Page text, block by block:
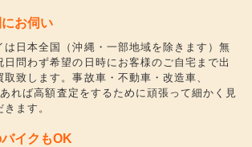
お伺い
は日本全国（沖縄・一部地域を除きます）無
日問わず希望の日時にお客様のご自宅まで出
取致します。事故車・不動車・改造車、
れば高額査定をするために頑張って細かく見
ます。
イクもOK